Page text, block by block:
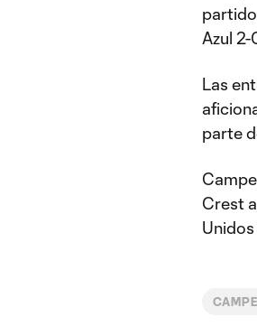
Azul
Las
parte
Crest